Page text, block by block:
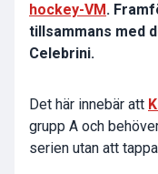
hockey-VM .
tillsammans med
Celebrini.
Det här innebär att
grupp A och
serien utan att